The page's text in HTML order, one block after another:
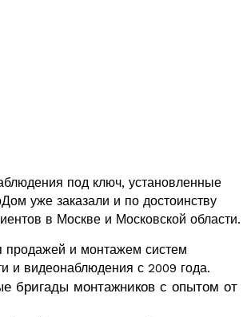
под ключ, установленные
уже заказали и по достоинству
в Москве и Московской области.
продажей и монтажем систем
и видеонаблюдения с 2009 года.
бригады монтажников с опытом от